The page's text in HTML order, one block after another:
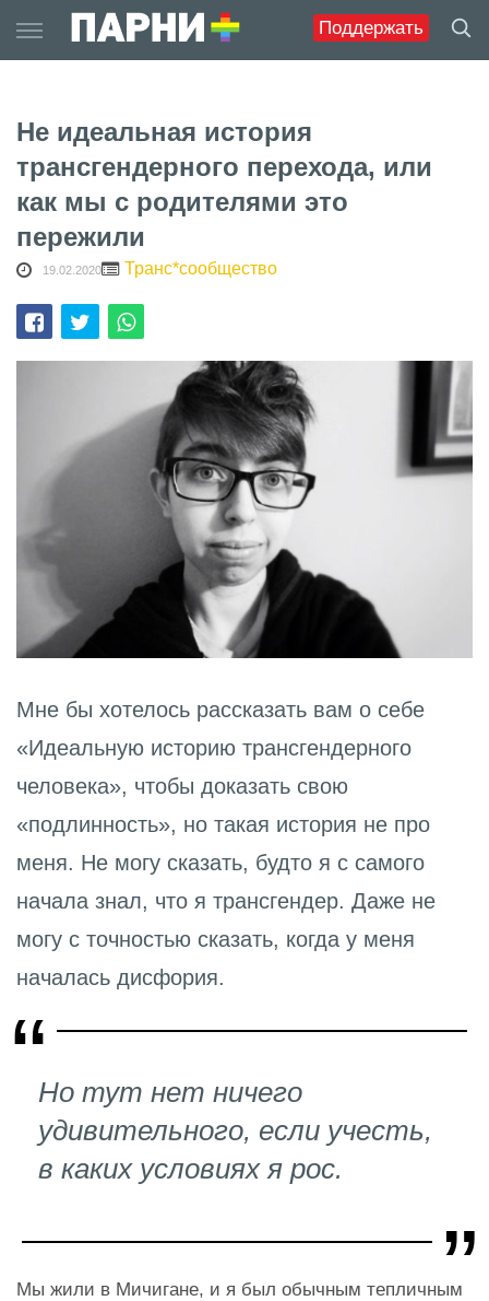
Поддержать
to
content
Не идеальная история
трансгендерного перехода, или
как мы с родителями это
пережили
19.02.2020 Транс*сообщество
Мне бы хотелось рассказать вам о себе
«Идеальную историю трансгендерного
человека», чтобы доказать свою
«подлинность», но такая история не про
меня. Не могу сказать, будто я с самого
начала знал, что я трансгендер. Даже не
могу с точностью сказать, когда у меня
началась дисфория.
Но тут нет ничего
удивительного, если учесть,
в каких условиях я рос.
Мы жили в Мичигане, и я был обычным тепличным